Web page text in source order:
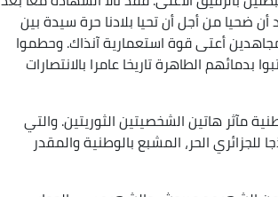
ضحيا من أجل أن تحيا بلادنا حرة سيدة بين
أعتى قوة استعمارية آنذاك. وحطموا
الطاهرة تاريخا عامرا بالانتصارات
مآثر هاتين الشخصيتين الثوريتين. والتي
للجزائري الحر، المشبع بالوطنية والمقدر